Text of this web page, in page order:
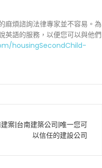
麻煩諮詢法律專家並不容易。為
英語的服務，以便您可以與他們
housingSecondChild-
案|台南建築公司|唯一您可
以信任的建設公司